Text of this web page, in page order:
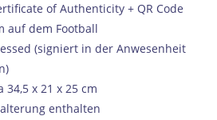
of Authenticity + QR Code
auf dem Football
(signiert in der Anwesenheit
34,5 x 21 x 25 cm
enthalten